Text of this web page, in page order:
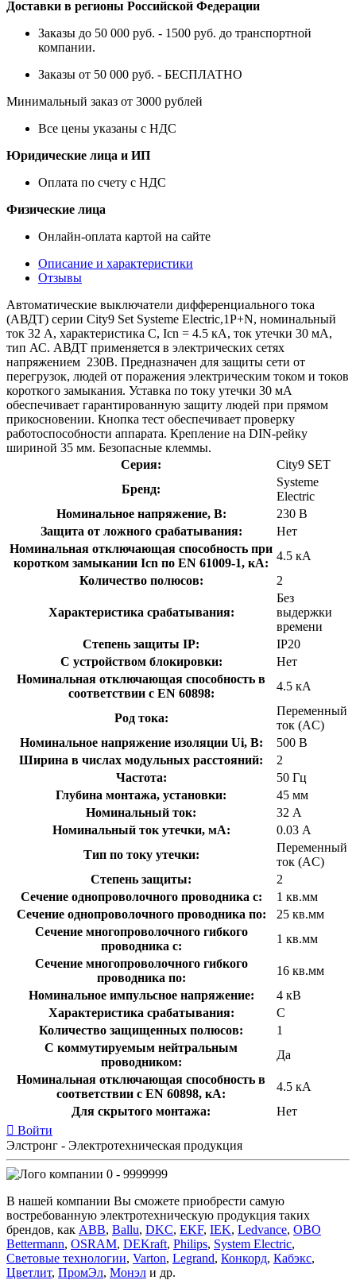
Доставки в регионы Российской Федерации
Заказы до 50 000 руб. - 1500 руб. до транспортной
компании.
Заказы от 50 000 руб. - БЕСПЛАТНО
Минимальный заказ от 3000 рублей
Все цены указаны с НДС
Юридические лица и ИП
Оплата по счету с НДС
Физические лица
Онлайн-оплата картой на сайте
Описание и характеристики
Отзывы
Автоматические выключатели дифференциального тока
(АВДТ) серии City9 Set Systeme Electric,1P+N, номинальный
ток 32 А, характеристика С, Icn = 4.5 кА, ток утечки 30 мА,
тип АС. АВДТ применяется в электрических сетях
напряжением 230В. Предназначен для защиты сети от
перегрузок, людей от поражения электрическим током и токов
короткого замыкания. Уставка по току утечки 30 мА
обеспечивает гарантированную защиту людей при прямом
прикосновении. Кнопка тест обеспечивает проверку
работоспособности аппарата. Крепление на DIN-рейку
шириной 35 мм. Безопасные клеммы.
Серия:
City9 SET
Бренд:
Systeme
Electric
Номинальное напряжение, В:
230 В
Защита от ложного срабатывания:
Нет
Номинальная отключающая способность при
коротком замыкании Icn по EN 61009-1, кА:
4.5 кА
Количество полюсов:
2
Характеристика срабатывания:
Без
выдержки
времени
Степень защиты IP:
IP20
С устройством блокировки:
Нет
Номинальная отключающая способность в
соответствии с EN 60898:
4.5 кА
Род тока:
Переменный
ток (AC)
Номинальное напряжение изоляции Ui, В:
500 В
Ширина в числах модульных расстояний:
2
Частота:
50 Гц
Глубина монтажа, установки:
45 мм
Номинальный ток:
32 А
Номинальный ток утечки, мА:
0.03 А
Тип по току утечки:
Переменный
ток (AC)
Степень защиты:
2
Сечение однопроволочного проводника с:
1 кв.мм
Сечение однопроволочного проводника по:
25 кв.мм
Сечение многопроволочного гибкого
проводника с:
1 кв.мм
Сечение многопроволочного гибкого
проводника по:
16 кв.мм
Номинальное импульсное напряжение:
4 кВ
Характеристика срабатывания:
C
Количество защищенных полюсов:
1
С коммутируемым нейтральным
проводником:
Да
Номинальная отключающая способность в
соответствии с EN 60898, кА:
4.5 кА
Для скрытого монтажа:
Нет
Войти
Элстронг - Электротехническая продукция
0 - 9999999
В нашей компании Вы сможете приобрести самую
востребованную электротехническую продукция таких
брендов, как ABB, Ballu, DKC, EKF, IEK, Ledvance, OBO
Bettermann, OSRAM, DEKraft, Philips, System Electric,
Световые технологии, Varton, Legrand, Конкорд, Кабэкс,
Цветлит, ПромЭл, Монэл и др.